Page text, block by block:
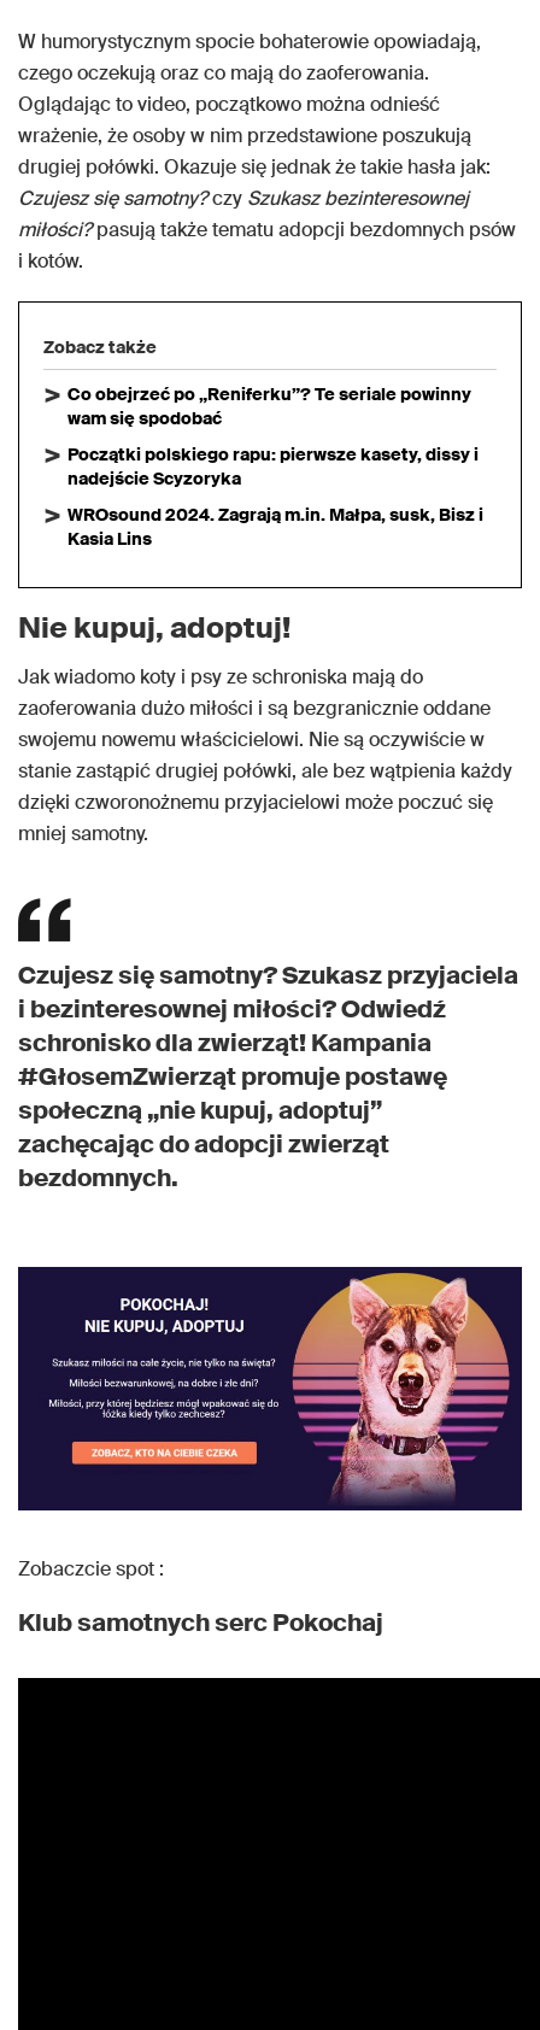
W humorystycznym spocie bohaterowie opowiadają,
czego oczekują oraz co mają do zaoferowania.
Oglądając to video, początkowo można odnieść
wrażenie, że osoby w nim przedstawione poszukują
drugiej połówki. Okazuje się jednak że takie hasła jak:
Czujesz się samotny?czy Szukasz bezinteresownej
miłości?pasują także tematu adopcji bezdomnych psów
i kotów.
Zobacz także
Co obejrzeć po „Reniferku”? Te seriale powinny
wam się spodobać
Początki polskiego rapu: pierwsze kasety, dissy i
nadejście Scyzoryka
WROsound 2024. Zagrają m.in. Małpa, susk, Bisz i
Kasia Lins
Nie kupuj, adoptuj!
Jak wiadomo koty i psy ze schroniska mają do
zaoferowania dużo miłości i są bezgranicznie oddane
swojemu nowemu właścicielowi. Nie są oczywiście w
stanie zastąpić drugiej połówki, ale bez wątpienia każdy
dzięki czworonożnemu przyjacielowi może poczuć się
mniej samotny.
Czujesz się samotny? Szukasz przyjaciela
i bezinteresownej miłości? Odwiedź
schronisko dla zwierząt! Kampania
#GłosemZwierząt promuje postawę
społeczną „nie kupuj, adoptuj”
zachęcając do adopcji zwierząt
bezdomnych.
Zobaczcie spot :
Klub samotnych serc Pokochaj